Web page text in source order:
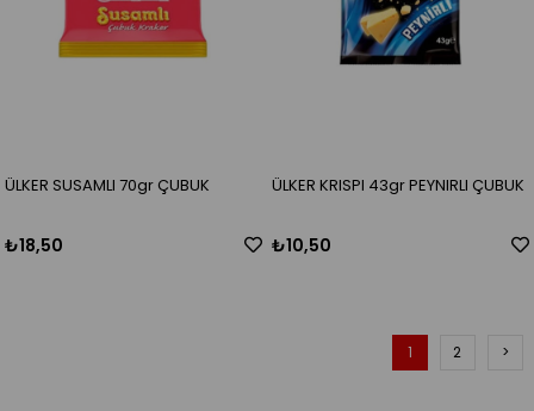
ÜLKER SUSAMLI 70gr ÇUBUK
₺18,50
ÜLKER KRISPI 43gr PEYNIRLI ÇUBUK
₺10,50
1 2 >